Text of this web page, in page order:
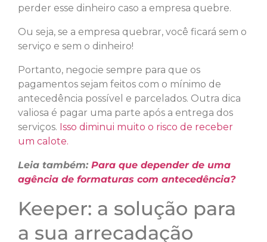
perder esse dinheiro caso a empresa quebre.
Ou seja, se a empresa quebrar, você ficará sem o
serviço e sem o dinheiro!
Portanto, negocie sempre para que os
pagamentos sejam feitos com o mínimo de
antecedência possível e parcelados. Outra dica
valiosa é pagar uma parte após a entrega dos
serviços. Isso diminui muito o risco de receber
um calote.
Leia também: Para que depender de uma
agência de formaturas com antecedência?
Keeper: a solução para
a sua arrecadação